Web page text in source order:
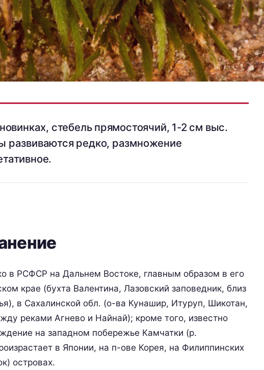
стебель прямостоячий, 1-2 см выс.
развиваются редко, размножение
в РСФСР на Дальнем Востоке, главным образом в его
крае (бухта Валентина, Лазовский заповедник, близ
в Сахалинской обл. (о-ва Кунашир, Итуруп, Шикотан,
реками Агнево и Найнай); кроме того, известно
на западном побережье Камчатки (р.
в Японии, на п-ове Корея, на Филиппинских
островах.